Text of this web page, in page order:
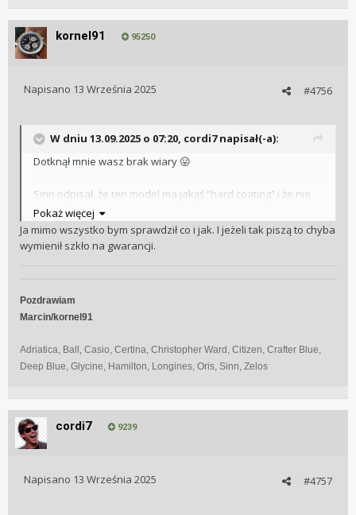
kornel91 95250
#4756
Napisano 13 Września 2025
W dniu 13.09.2025 o 07:20, cordi7napisał(-a):
Dotknął mnie wasz brak wiary 😛
Sinn odpisał, że ten model ma jakąś “hard coating” i że nie
powinno dojść tak szybko do takiego uszkodzenia.
Musieliby sprawdzić i w tym celu należy zegarek odesłać do
nich, jeśli coś jest faktycznie na rzeczy wymienią szkło.
Jeśli wg niego to będzie ubytek na zewnętrznej powłoce AR -
zegarek jedzie do serwisu, on organizuje wysyłkę.
I tu pytanie: warto się w to bawić? Naprawią jedno a
zostawia paproch albo zepsują coś innego… sam nie wiem.
Co byście na moim miejscu zrobili?
Pokaż więcej
Ja mimo wszystko bym sprawdził co i jak. I jeżeli tak piszą to chyba
wymienił szkło na gwarancji.
Pozdrawiam
Marcin/kornel91
Adriatica, Ball, Casio, Certina, Christopher Ward, Citizen, Crafter Blue,
Deep Blue, Glycine, Hamilton, Longines, Oris, Sinn, Zelos
cordi7 9239
#4757
Napisano 13 Września 2025